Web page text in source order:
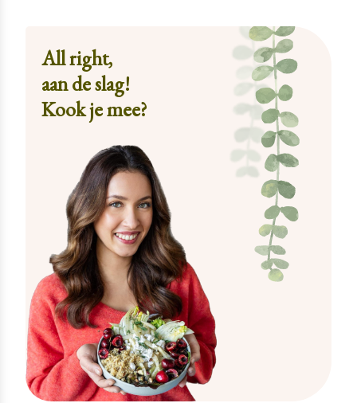
All right,
aan de slag!
Kook je mee?